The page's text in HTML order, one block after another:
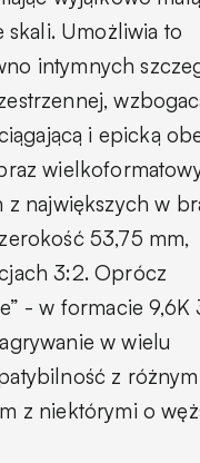
Umożliwia to
intymnych
i epicką
największych w
53,75 mm,
3:2. Oprócz
- w formacie 9,6K
w wielu
z
z niektórymi o